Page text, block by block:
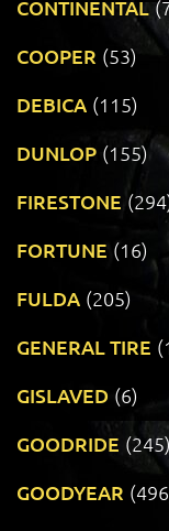
CONTINENTAL
COOPER (53)
DEBICA (115)
DUNLOP (155)
FIRESTONE
FORTUNE (16)
FULDA (205)
GENERAL TIRE
GISLAVED (6)
GOODRIDE (245)
GOODYEAR